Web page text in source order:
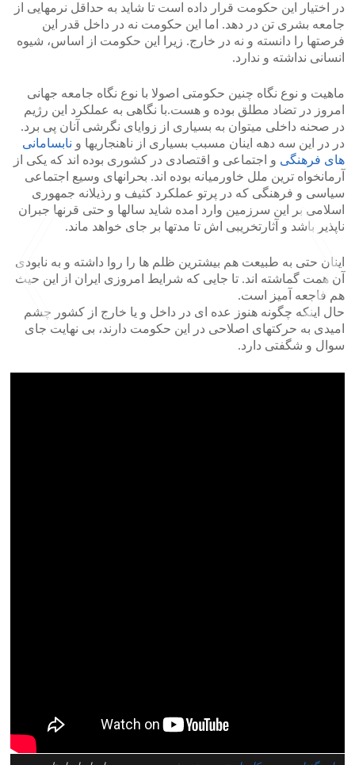
در اختیار این حکومت قرار داده است تا شاید به حداقل نرمهایی از
جامعه بشری تن در دهد. اما این حکومت نه در داخل قدر این
فرصتها را دانسته و نه در خارج. زیرا این حکومت از اساس، شیوه
انسانی نداشته و ندارد.
ماهیت و نوع نگاه چنین حکومتی اصولا با نوع نگاه جامعه جهانی
امروز در تضاد مطلق بوده و هست.با نگاهی به عملکرد این رژیم
در صحنه داخلی میتوان به بسیاری از زوایای نگرشی آنان پی برد.
در در این سه دهه اینان مسبب بسیاری از ناهنجاریها و نابسامانی
های فرهنگی و اجتماعی و اقتصادی در کشوری بوده اند که یکی از
آرمانخواه ترین ملل خاورمیانه بوده اند. بحرانهای وسیع اجتماعی
سیاسی و فرهنگی که در پرتو عملکرد کثیف و رذیلانه جمهوری
اسلامی بر این سرزمین وارد امده شاید سالها و حتی قرنها جبران
ناپذیر باشد و آثارتخریبی اش تا مدتها بر جای خواهد ماند.
اینان حتی به طبیعت هم بیشترین ظلم ها را روا داشته و به نابودی
آن همت گماشته اند. تا جایی که شرایط امروزی ایران از این حیث
هم فاجعه آمیز است.
حال اینکه چگونه هنوز عده ای در داخل و یا خارج از کشور چشم
امیدی به حرکتهای اصلاحی در این حکومت دارند، بی نهایت جای
سوال و شگفتی دارد.